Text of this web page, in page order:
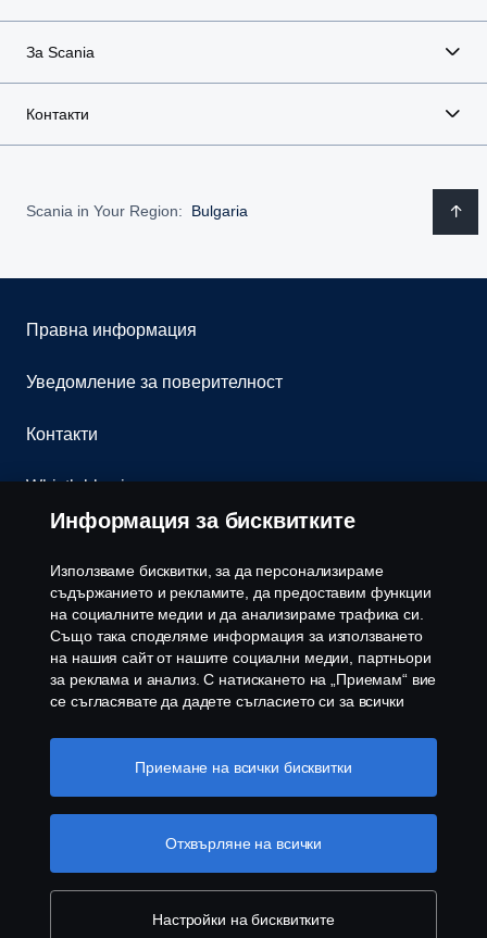
За Scania
Контакти
Scania in Your Region: Bulgaria
Правна информация
Уведомление за поверителност
Контакти
Whistleblowing
Бюлетин
Политика за бисквитки
Настройки на бисквитките
Скания България ЕООД, 1186 София, с. Герман,
ул. Манастирска воденица №5, Тел.+359 2 970
54 00
Информация за бисквитките
Използваме бисквитки, за да персонализираме
съдържанието и рекламите, да предоставим функции
на социалните медии и да анализираме трафика си.
Също така споделяме информация за използването
на нашия сайт от нашите социални медии, партньори
за реклама и анализ. С натискането на „Приемам“ вие
се съгласявате да дадете съгласието си за всички
споделя. Можете също така да управлявате своите
бисквитки, като щракнете върху „Настройки на
който можете да намерите, като щракнете върху
връзката под този текст Повече информация за
вашата поверителност
Настройки на бисквитките
Отхвърляне на всички
Приемане на всички бисквитки